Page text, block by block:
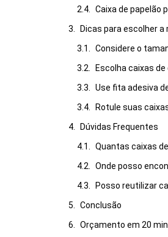
Caixa de papelão
Dicas para escolher
Considere o
Escolha caixas de
Use fita adesiva
Rotule suas
Dúvidas Frequentes
Quantas caixas
Onde posso
Posso reutilizar
Conclusão
Orçamento em 20